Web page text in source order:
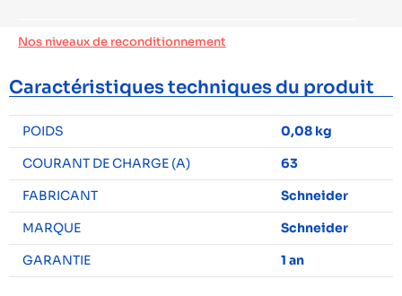
Nos niveaux de reconditionnement
Caractéristiques techniques du produit
POIDS
0,08 kg
COURANT DE CHARGE (A)
63
FABRICANT
Schneider
MARQUE
Schneider
GARANTIE
1 an